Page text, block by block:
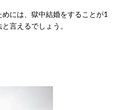
には、獄中結婚をすることが1
言えるでしょう。